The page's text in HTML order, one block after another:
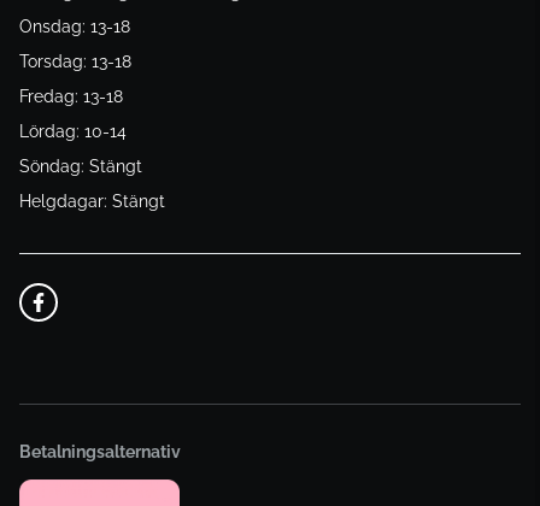
Onsdag: 13-18
Torsdag: 13-18
Fredag: 13-18
Lördag: 10-14
Söndag: Stängt
Helgdagar: Stängt
Betalningsalternativ